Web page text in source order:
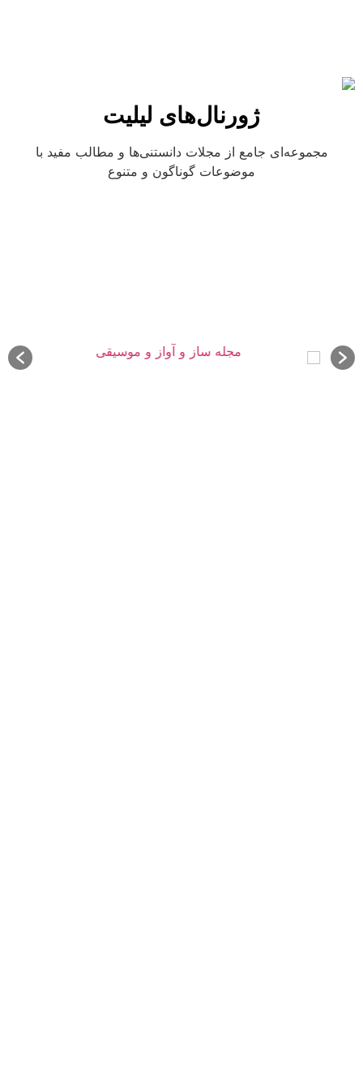
ژورنال‌های لیلیت
مجموعه‌ای جامع از مجلات دانستنی‌ها و مطالب مفید با
موضوعات گوناگون و متنوع